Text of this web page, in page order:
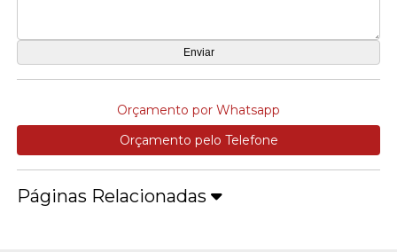
Orçamento por Whatsapp
Orçamento pelo Telefone
Páginas Relacionadas